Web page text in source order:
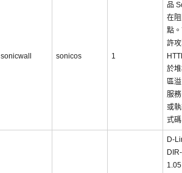
sonicwall sonicos 1
品
在
點
許
於
區
服
或
式
D-